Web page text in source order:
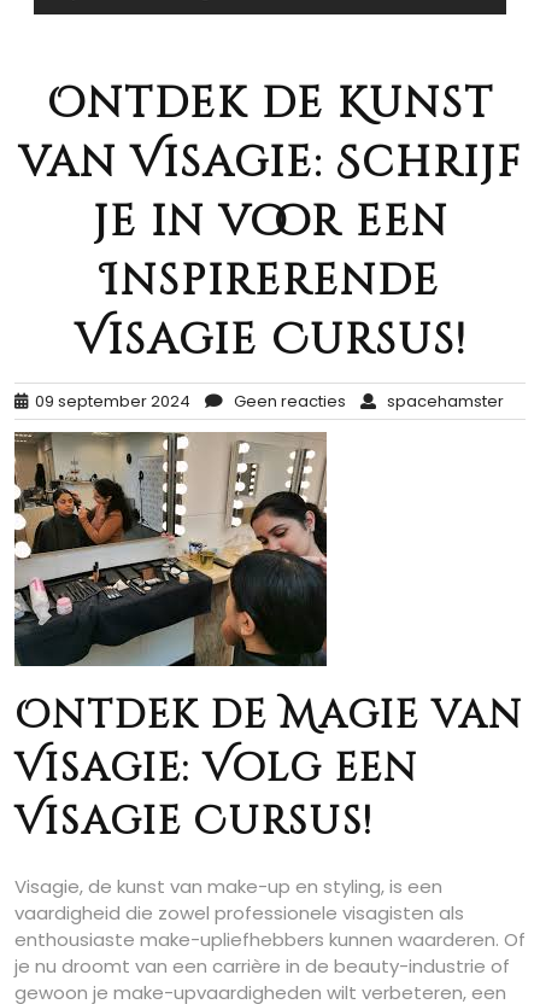
Ontdek de Kunst
van Visagie: Schrijf
je in voor een
Inspirerende
Visagie Cursus!
09 september 2024 Geen reacties spacehamster
Ontdek de Magie van
Visagie: Volg een
Visagie Cursus!
Visagie, de kunst van make-up en styling, is een
vaardigheid die zowel professionele visagisten als
enthousiaste make-upliefhebbers kunnen waarderen. Of
je nu droomt van een carrière in de beauty-industrie of
gewoon je make-upvaardigheden wilt verbeteren, een